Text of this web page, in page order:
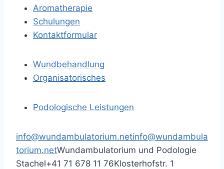
Aromatherapie
Schulungen
Kontaktformular
Wundbehandlung
Organisatorisches
Podologische Leistungen
info@wundambulatorium.netinfo@wundambula
torium.netWundambulatorium und Podologie
Stachel+41 71 678 11 76Klosterhofstr. 1